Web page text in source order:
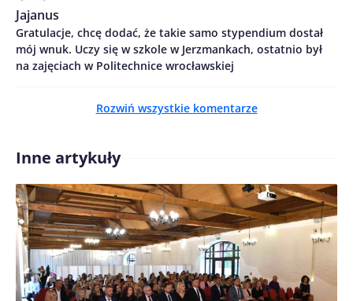
pisania kolejnych komentarzy.
Jajanus
Gratulacje, chcę dodać, że takie samo stypendium dostał
mój wnuk. Uczy się w szkole w Jerzmankach, ostatnio był
na zajęciach w Politechnice wrocławskiej
Rozwiń wszystkie komentarze
Inne artykuły